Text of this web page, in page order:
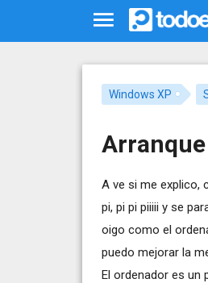
Windows XP
A ve si me explico,
pi, pi pi piiiii y se
oigo como el
puedo mejorar la
El ordenador es un